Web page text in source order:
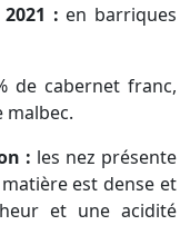
: en barriques
de cabernet franc,
malbec.
: les nez présente
est dense et
et une acidité